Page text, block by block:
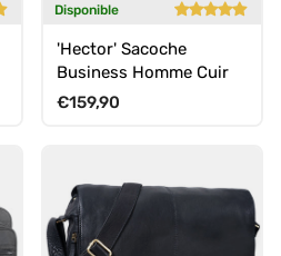
Disponible
'Hector' Sacoche
Business Homme Cuir
Prix habituel
€159,90